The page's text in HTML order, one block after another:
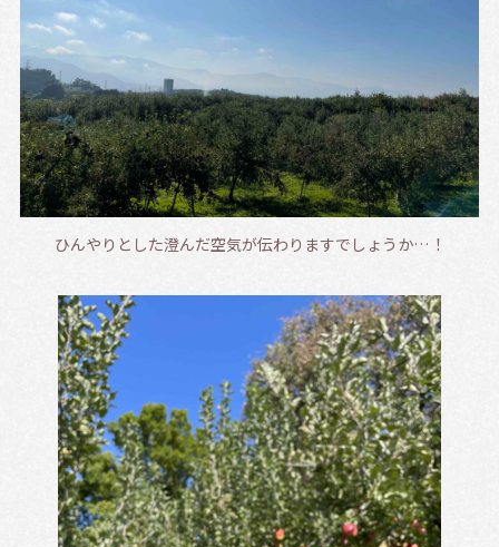
ひんやりとした澄んだ空気が伝わりますでしょうか…！